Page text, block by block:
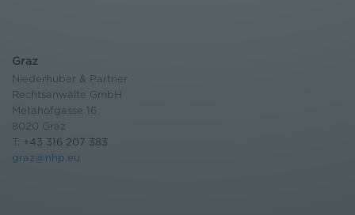
Graz
Niederhuber & Partner
Rechtsanwälte GmbH
Metahofgasse 16
8020 Graz
T: +43 316 207 383
graz@nhp.eu